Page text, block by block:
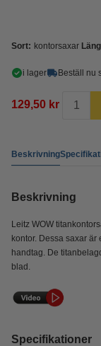
Sort: kontorsaxar
i lager Beställ nu
129,50 kr
Beskrivning
Beskrivning
Leitz WOW
kontor. Dessa saxar
handtag. De
blad.
Specifikationer